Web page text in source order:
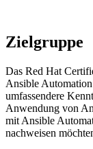
Zielgruppe
Das Red Hat
Ansible
umfassendere
Anwendung von
mit Ansible
nachweisen